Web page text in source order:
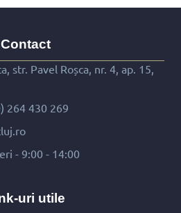
Contact
str. Pavel Roșca, nr. 4, ap. 15,
264 430 269
- 9:00 - 14:00
uri utile